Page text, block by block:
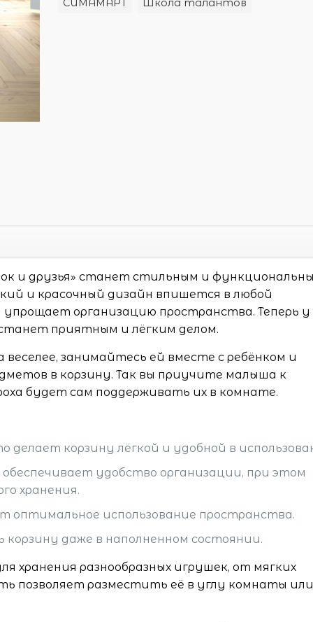
СИМАМАРТ Школа талантов
и друзья» станет стильным и
и красочный дизайн впишется в любой
организацию пространства. Теперь у
приятным и лёгким делом.
занимайтесь ей вместе с ребёнком и
в корзину. Так вы приучите малыша к
будет сам поддерживать их в комнате.
делает корзину лёгкой и удобной в
удобство организации, при этом
хранения.
оптимальное использование пространства.
даже в наполненном состоянии.
хранения разнообразных игрушек, от мягких
позволяет разместить её в углу комнаты